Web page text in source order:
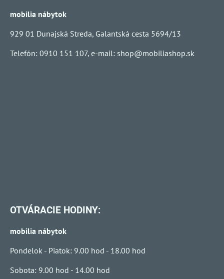
mobilia nábytok
929 01 Dunajská Streda, Galantská cesta 5694/13
Telefón: 0910 151 107, e-mail: shop@mobiliashop.sk
OTVÁRACIE HODINY:
mobilia nábytok
Pondelok - Piatok: 9.00 hod - 18.00 hod
Sobota: 9.00 hod - 14.00 hod